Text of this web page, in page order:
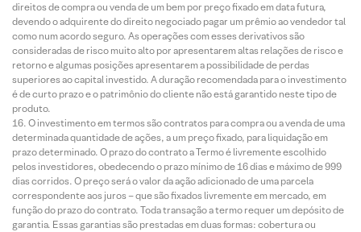
direitos de compra ou venda de um bem por preço fixado em data futura,
devendo o adquirente do direito negociado pagar um prêmio ao vendedor tal
como num acordo seguro. As operações com esses derivativos são
consideradas de risco muito alto por apresentarem altas relações de risco e
retorno e algumas posições apresentarem a possibilidade de perdas
superiores ao capital investido. A duração recomendada para o investimento
é de curto prazo e o patrimônio do cliente não está garantido neste tipo de
produto.
O investimento em termos são contratos para compra ou a venda de uma
determinada quantidade de ações, a um preço fixado, para liquidação em
prazo determinado. O prazo do contrato a Termo é livremente escolhido
pelos investidores, obedecendo o prazo mínimo de 16 dias e máximo de 999
dias corridos. O preço será o valor da ação adicionado de uma parcela
correspondente aos juros – que são fixados livremente em mercado, em
função do prazo do contrato. Toda transação a termo requer um depósito de
garantia. Essas garantias são prestadas em duas formas: cobertura ou